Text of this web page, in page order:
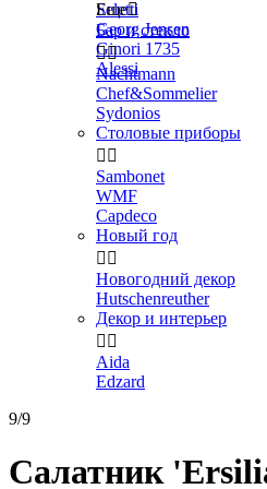
Seletti
Georg Jensen
Ginori 1735
Alessi
Еще
Бар и стекло

Nachtmann
Chef&Sommelier
Sydonios
Столовые приборы
 
Sambonet
WMF
Capdeco
Новый год
 
Новогодний декор
Hutschenreuther
Декор и интерьер
 
Aida
Edzard
9/9
Салатник